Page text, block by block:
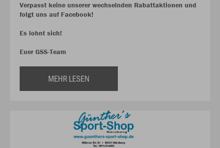
Verpasst keine unserer wechselnden Rabattaktionen und
folgt uns auf Facebook!
Es lohnt sich!
Euer GSS-Team
MEHR LESEN